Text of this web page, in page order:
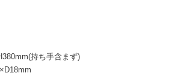
持ち手含まず)